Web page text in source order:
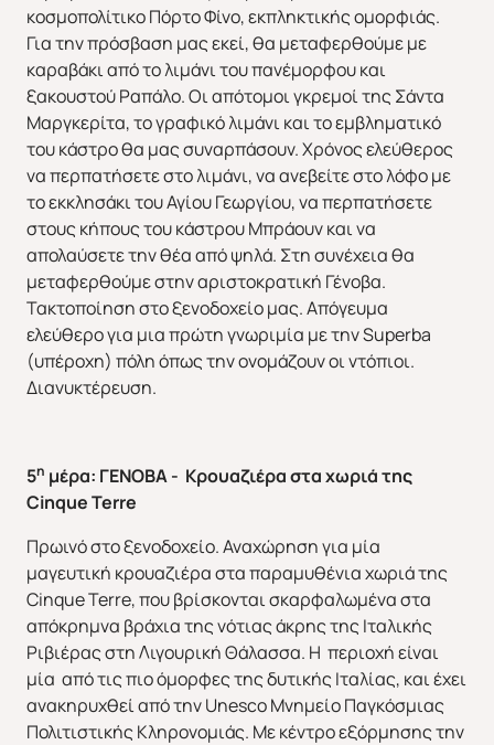
Χριστούγεννα & Πρωτοχρονιά Χειμώνας 2026/2027
κοσμοπολίτικο Πόρτο Φίνο, εκπληκτικής ομορφιάς.
Για την πρόσβαση μας εκεί, θα μεταφερθούμε με
καραβάκι από το λιμάνι του πανέμορφου και
ξακουστού Ραπάλο. Οι απότομοι γκρεμοί της Σάντα
Μαργκερίτα, το γραφικό λιμάνι και το εμβληματικό
του κάστρο θα μας συναρπάσουν. Χρόνος ελεύθερος
να περπατήσετε στο λιμάνι, να ανεβείτε στο λόφο με
το εκκλησάκι του Αγίου Γεωργίου, να περπατήσετε
στους κήπους του κάστρου Μπράουν και να
απολαύσετε την θέα από ψηλά. Στη συνέχεια θα
μεταφερθούμε στην αριστοκρατική Γένοβα.
Τακτοποίηση στο ξενοδοχείο μας. Απόγευμα
ελεύθερο για μια πρώτη γνωριμία με την Superba
(υπέροχη) πόλη όπως την ονομάζουν οι ντόπιοι.
Διανυκτέρευση.
5η μέρα: ΓΕΝΟΒΑ - Κρουαζιέρα στα χωριά της
CinqueTerre
Πρωινό στο ξενοδοχείο. Αναχώρηση για μία
μαγευτική κρουαζιέρα στα παραμυθένια χωριά της
Cinque Terre, που βρίσκονται σκαρφαλωμένα στα
απόκρημνα βράχια της νότιας άκρης της Ιταλικής
Ριβιέρας στη Λιγουρική Θάλασσα. Η περιοχή είναι
μία από τις πιο όμορφες της δυτικής Ιταλίας, και έχει
ανακηρυχθεί από την Unesco Μνημείο Παγκόσμιας
Πολιτιστικής Κληρονομιάς. Με κέντρο εξόρμησης την